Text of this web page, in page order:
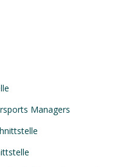
Managers